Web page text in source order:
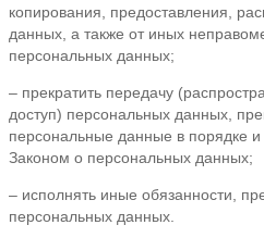
копирования, предоставления,
данных, а также от иных
персональных данных;
– прекратить передачу
доступ) персональных данных,
персональные данные в порядке
Законом о персональных данных;
– исполнять иные обязанности,
персональных данных.